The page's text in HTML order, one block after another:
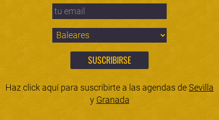
Haz click aquí para suscribirte a las agendas deSevilla
y Granada